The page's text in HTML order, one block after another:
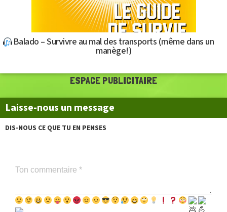
Balado – Survivre au mal des transports (même dans un
manège!)
ESPACE PUBLICITAIRE
Laisse-nous un message
DIS-NOUS CE QUE TU EN PENSES
Ton commentaire *